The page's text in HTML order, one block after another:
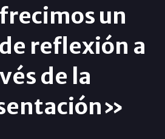
un
reflexión a
de la